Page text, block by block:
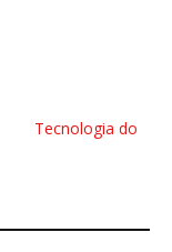
Tecnologia do